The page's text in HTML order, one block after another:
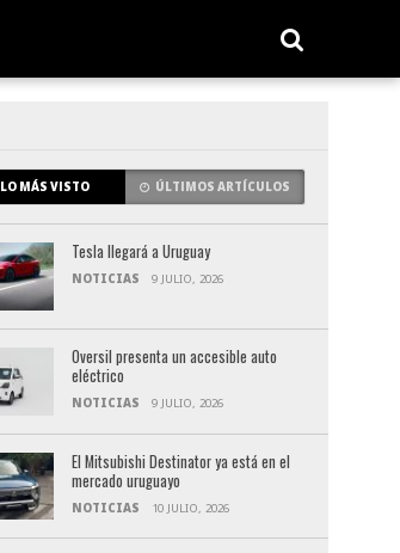
LO MÁS VISTO ÚLTIMOS ARTÍCULOS
Tesla llegará a Uruguay
NOTICIAS 9 JULIO, 2026
Oversil presenta un accesible auto
eléctrico
NOTICIAS 9 JULIO, 2026
El Mitsubishi Destinator ya está en el
mercado uruguayo
NOTICIAS 10 JULIO, 2026